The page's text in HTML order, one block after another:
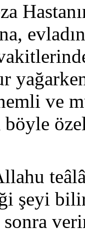
ve
böyle
şeyi